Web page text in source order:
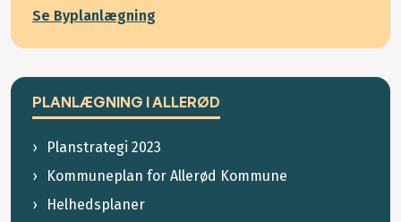
Se Byplanlægning
PLANLÆGNING I ALLERØD
Planstrategi 2023
Kommuneplan for Allerød Kommune
Helhedsplaner